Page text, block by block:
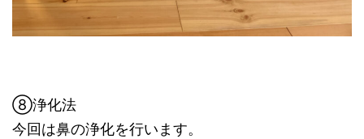
⑧浄化法
今回は鼻の浄化を行います。